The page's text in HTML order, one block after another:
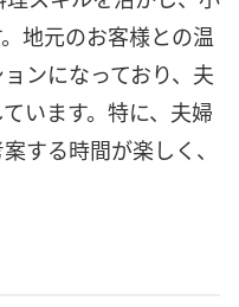
地元のお客様との温
ンになっており、夫
います。特に、夫婦
する時間が楽しく、